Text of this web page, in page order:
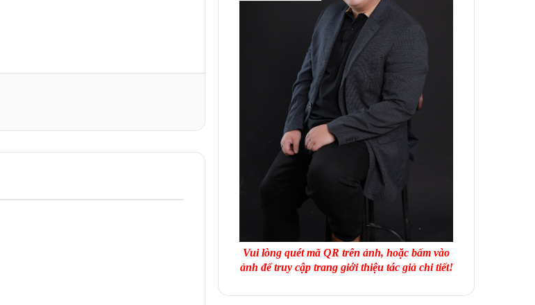
Vui lòng quét mã QR trên ảnh, hoặc bấm vào
ảnh để truy cập trang giới thiệu tác giả chi tiết!